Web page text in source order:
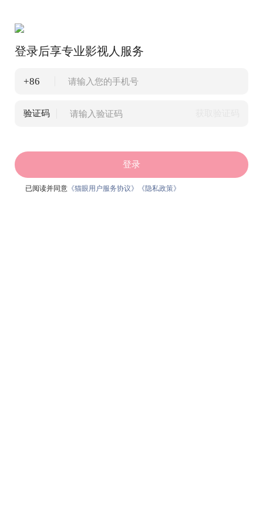
登录后享专业影视人服务
+86
验证码
登录
已阅读并同意 《猫眼用户服务协议》 《隐私政策》